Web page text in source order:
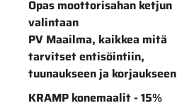
Opas moottorisahan ketjun
valintaan
PV Maailma, kaikkea mitä
tarvitset entisöintiin,
tuunaukseen ja korjaukseen
KRAMP konemaalit - 15%